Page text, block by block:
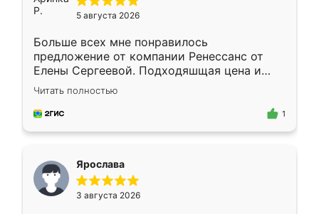
5 августа 2026
Больше всех мне понравилось
предложение от компании Ренессанс от
Елены Сергеевой. Подходяшщая цена и
короткие сроки изготовления. Приехавший
для замера сотрудник Владислав
предложил по моему эскизу самый
Читать полностью
1
Ярослава
3 августа 2026